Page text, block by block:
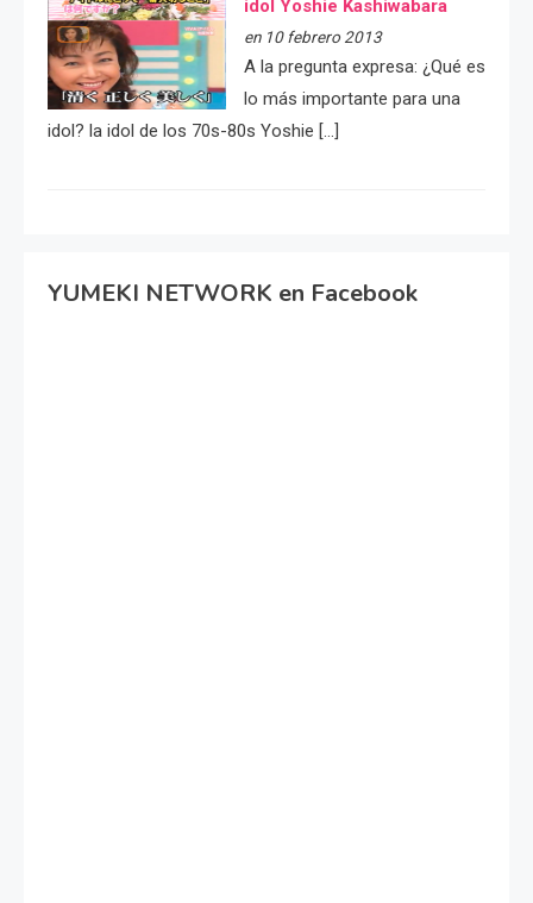
idol Yoshie Kashiwabara
en 10 febrero 2013
A la pregunta expresa: ¿Qué es
lo más importante para una
idol? la idol de los 70s-80s Yoshie […]
YUMEKI NETWORK en Facebook